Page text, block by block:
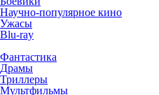
Научно-популярное кино
Ужасы
Blu-ray
Фантастика
Драмы
Триллеры
Мультфильмы